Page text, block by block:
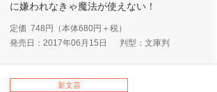
に嫌われなきゃ魔法が使えない！
定価 748 円（本体680円＋税）
発売日：2017年06月15日
判型：文庫判
新文芸